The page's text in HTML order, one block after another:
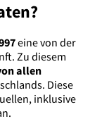
eine von der
Zu diesem
allen
Diese
inklusive